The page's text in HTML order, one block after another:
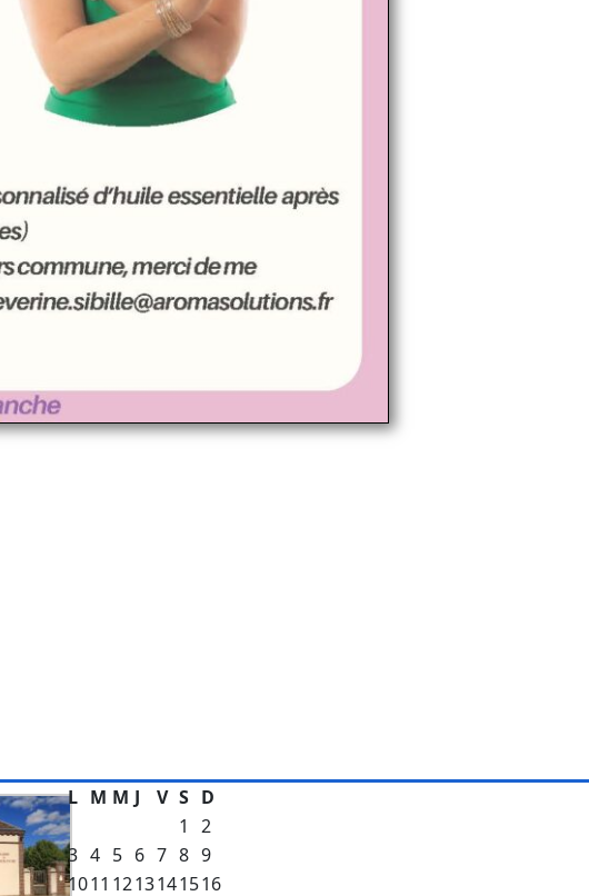
L M M J V S D
1
2
3 4 5 6 7 8 9
1011 1213141516